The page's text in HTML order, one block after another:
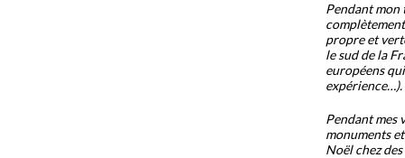
Pendant mon
propre et
le sud de la
européens
expérience…).
Pendant mes
monuments
Noël chez